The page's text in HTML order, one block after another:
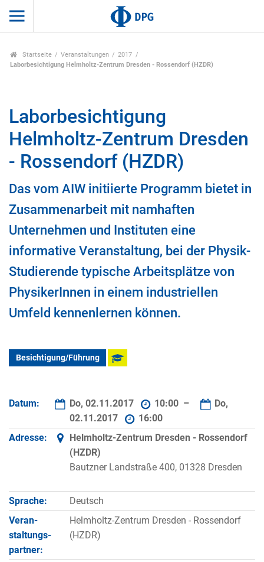
Startseite Veranstaltungen
2017
Laborbesichtigung Helmholtz-Zentrum Dresden - Rossendorf (HZDR)
Laborbesichtigung
Helmholtz-Zentrum Dresden
- Rossendorf (HZDR)
Das vom AIW initiierte Programm bietet in
Zusammenarbeit mit namhaften
Unternehmen und Instituten eine
informative Veranstaltung, bei der Physik-
Studierende typische Arbeitsplätze von
PhysikerInnen in einem industriellen
Umfeld kennenlernen können.
Besichtigung/Führung
Datum: Do, 02.11.2017 10:00 –
Do,
02.11.2017
16:00
Adresse:
Helmholtz-Zentrum Dresden - Rossendorf
(HZDR)
Bautzner Landstraße 400, 01328 Dresden
Sprache:
Deutsch
Veran­
staltungs­
partner:
Helmholtz-Zentrum Dresden - Rossendorf
(HZDR)